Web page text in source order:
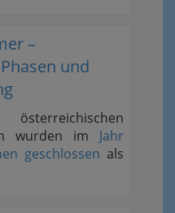
–
und
wurden im Jahr
geschlossen als